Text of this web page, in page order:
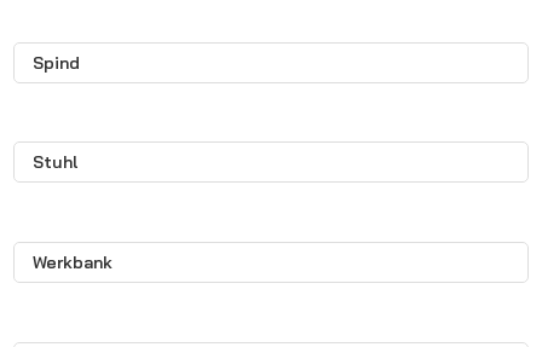
Spind
Stuhl
Werkbank